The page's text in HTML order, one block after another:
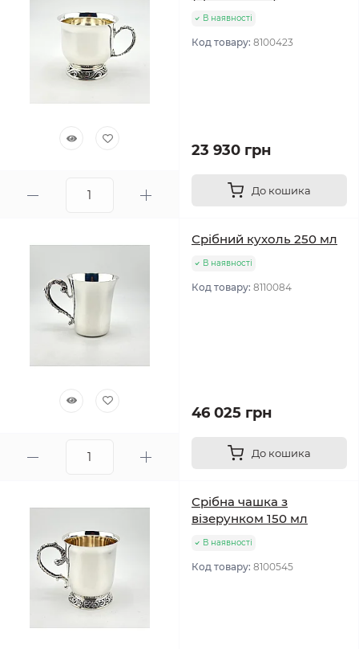
В наявності
Код товару: 8100423
23 930 грн
До кошика
Срібний кухоль 250 мл
В наявності
Код товару: 8110084
46 025 грн
До кошика
Срібна чашка з
візерунком 150 мл
В наявності
Код товару: 8100545